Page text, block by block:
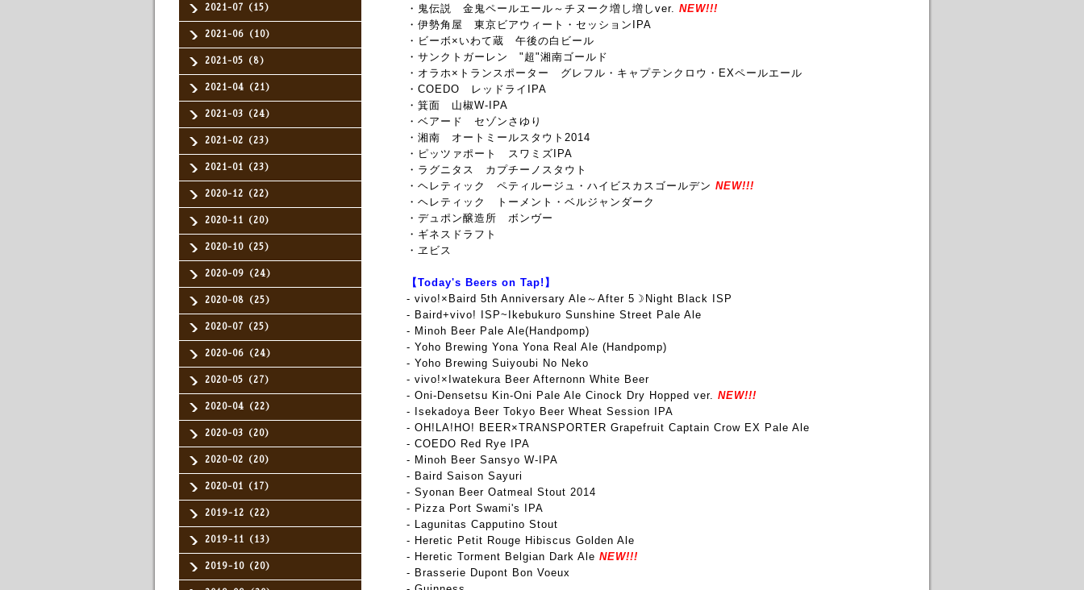
2021-07（15）
2021-06（10）
2021-05（8）
2021-04（21）
2021-03（24）
2021-02（23）
2021-01（23）
2020-12（22）
2020-11（20）
2020-10（25）
2020-09（24）
2020-08（25）
2020-07（25）
2020-06（24）
2020-05（27）
2020-04（22）
2020-03（20）
2020-02（20）
2020-01（17）
2019-12（22）
2019-11（13）
2019-10（20）
・鬼伝説 金鬼ペールエール～チヌーク増し増しver. NEW!!!
・伊勢角屋 東京ビアウィート・セッションIPA
・ビーボ×いわて蔵 午後の白ビール
・サンクトガーレン "超"湘南ゴールド
・オラホ×トランスポーター グレフル・キャプテンクロウ・EXペールエール
・COEDO レッドライIPA
・箕面 山椒W-IPA
・ベアード セゾンさゆり
・湘南 オートミールスタウト2014
・ピッツァポート スワミズIPA
・ラグニタス カプチーノスタウト
・ヘレティック ペティルージュ・ハイビスカスゴールデン NEW!!!
・ヘレティック トーメント・ベルジャンダーク
・デュポン醸造所 ボンヴー
・ギネスドラフト
・ヱビス
【Today's Beers on Tap!】
- vivo!×Baird 5th Anniversary Ale～After 5☽Night Black ISP
- Baird+vivo! ISP~Ikebukuro Sunshine Street Pale Ale
- Minoh Beer Pale Ale(Handpomp)
- Yoho Brewing Yona Yona Real Ale (Handpomp)
- Yoho Brewing Suiyoubi No Neko
- vivo!×Iwatekura Beer Afternonn White Beer
- Oni-Densetsu Kin-Oni Pale Ale Cinock Dry Hopped ver. NEW!!!
- Isekadoya Beer Tokyo Beer Wheat Session IPA
- OH!LA!HO! BEER×TRANSPORTER Grapefruit Captain Crow EX Pale Ale
- COEDO Red Rye IPA
- Minoh Beer Sansyo W-IPA
- Baird Saison Sayuri
- Syonan Beer Oatmeal Stout 2014
- Pizza Port Swami's IPA
- Lagunitas Capputino Stout
- Heretic Petit Rouge Hibiscus Golden Ale
- Heretic Torment Belgian Dark Ale NEW!!!
- Brasserie Dupont Bon Voeux